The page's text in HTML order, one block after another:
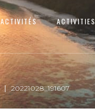
ACTIVITÉS ACTIVITIES
20221028_191607